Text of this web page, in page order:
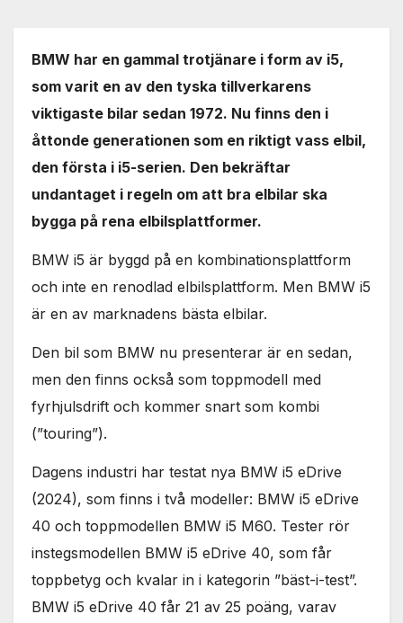
BMW har en gammal trotjänare i form av i5,
som varit en av den tyska tillverkarens
viktigaste bilar sedan 1972. Nu finns den i
åttonde generationen som en riktigt vass elbil,
den första i i5-serien. Den bekräftar
undantaget i regeln om att bra elbilar ska
bygga på rena elbilsplattformer.
BMW i5 är byggd på en kombinationsplattform
och inte en renodlad elbilsplattform. Men BMW i5
är en av marknadens bästa elbilar.
Den bil som BMW nu presenterar är en sedan,
men den finns också som toppmodell med
fyrhjulsdrift och kommer snart som kombi
(”touring”).
Dagens industri har testat nya BMW i5 eDrive
(2024), som finns i två modeller: BMW i5 eDrive
40 och toppmodellen BMW i5 M60. Tester rör
instegsmodellen BMW i5 eDrive 40, som får
toppbetyg och kvalar in i kategorin ”bäst-i-test”.
BMW i5 eDrive 40 får 21 av 25 poäng, varav